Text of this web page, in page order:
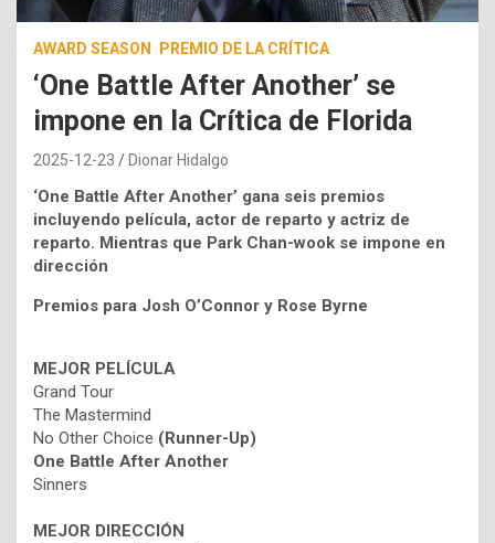
AWARD SEASON PREMIO DE LA CRÍTICA
‘One Battle After Another’ se
impone en la Crítica de Florida
2025-12-23 Dionar Hidalgo
‘One Battle After Another’ gana seis premios
incluyendo película, actor de reparto y actriz de
reparto. Mientras que Park Chan-wook se impone en
dirección
Premios para Josh O’Connor y Rose Byrne
MEJOR PELÍCULA
Grand Tour
The Mastermind
No Other Choice (Runner-Up)
One Battle After Another
Sinners
MEJOR DIRECCIÓN